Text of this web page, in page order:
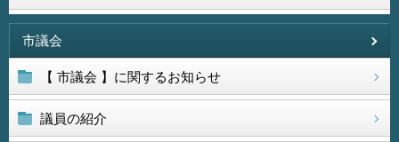
市議会
【 市議会 】に関するお知らせ
議員の紹介